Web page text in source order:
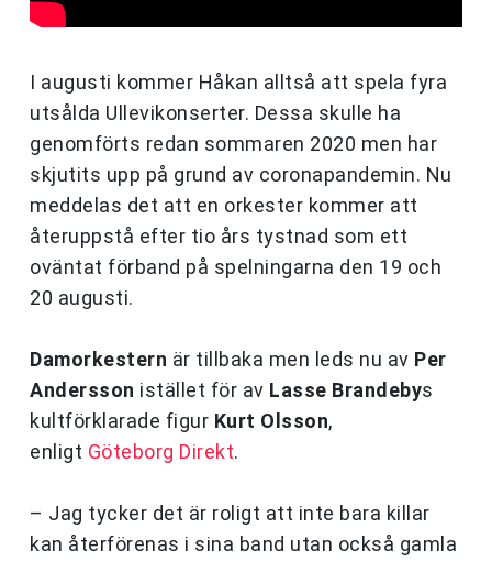
I augusti kommer Håkan alltså att spela fyra
utsålda Ullevikonserter. Dessa skulle ha
genomförts redan sommaren 2020 men har
skjutits upp på grund av coronapandemin. Nu
meddelas det att en orkester kommer att
återuppstå efter tio års tystnad som ett
oväntat förband på spelningarna den 19 och
20 augusti.
Damorkestern är tillbaka men leds nu av Per
Andersson istället för av Lasse Brandebys
kultförklarade figur Kurt Olsson,
enligt Göteborg Direkt.
– Jag tycker det är roligt att inte bara killar
kan återförenas i sina band utan också gamla